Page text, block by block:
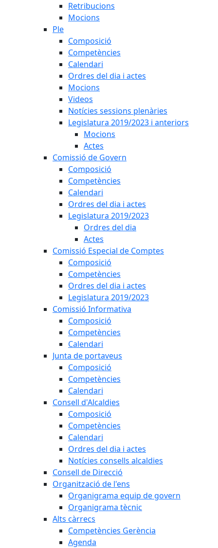
Retribucions
Mocions
Ple
Composició
Competències
Calendari
Ordres del dia i actes
Mocions
Videos
Notícies sessions plenàries
Legislatura 2019/2023 i anteriors
Mocions
Actes
Comissió de Govern
Composició
Competències
Calendari
Ordres del dia i actes
Legislatura 2019/2023
Ordres del dia
Actes
Comissió Especial de Comptes
Composició
Competències
Ordres del dia i actes
Legislatura 2019/2023
Comissió Informativa
Composició
Competències
Calendari
Junta de portaveus
Composició
Competències
Calendari
Consell d'Alcaldies
Composició
Competències
Calendari
Ordres del dia i actes
Notícies consells alcaldies
Consell de Direcció
Organització de l'ens
Organigrama equip de govern
Organigrama tècnic
Alts càrrecs
Competències Gerència
Agenda